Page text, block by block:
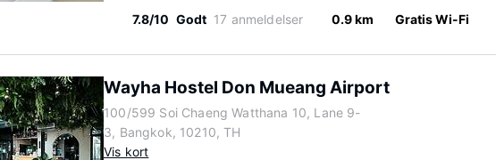
7.8/10 Godt 17 anmeldelser 0.9 km Gratis Wi-Fi
Wayha Hostel Don Mueang Airport
100/599 Soi Chaeng Watthana 10, Lane 9-
3, Bangkok, 10210, TH
Vis kort